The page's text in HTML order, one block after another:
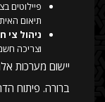
תיאום
ניהול צי
וצריכה
יישום מערכות
ברורה. פיתוח